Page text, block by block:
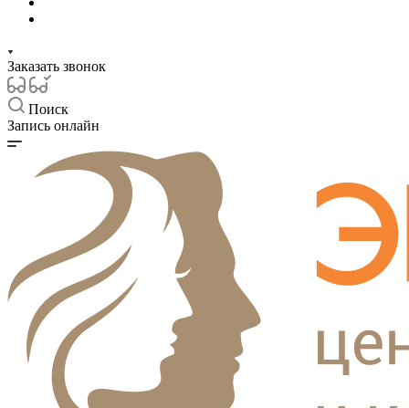
Заказать звонок
Поиск
Запись онлайн